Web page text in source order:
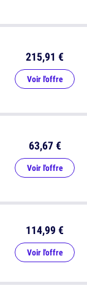
215,91 €
Voir l'offre
114,99 €
Voir l'offre
63,67 €
Voir l'offre